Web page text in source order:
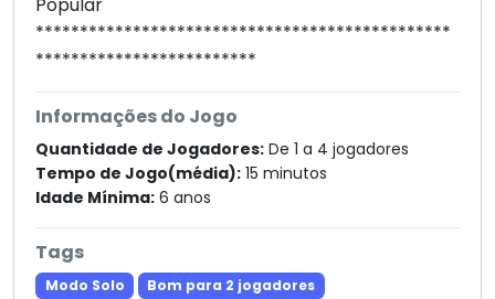
***********************************************
*************************
Informações do Jogo
Quantidade de Jogadores: De 1 a 4 jogadores
Tempo de Jogo(média): 15 minutos
Idade Mínima: 6 anos
Tags
Modo Solo
Bom para 2 jogadores